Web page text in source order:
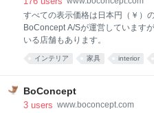
すべての表示価格は日本円（￥）
BoConcept A/Sが運営しています
いる店舗もあります。
インテリア 家具 interior
BoConcept
3 users www.boconcept.com